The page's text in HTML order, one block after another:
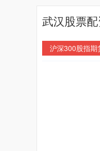
武汉股票
沪深300股指期